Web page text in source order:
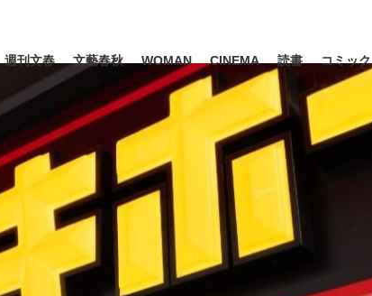
ライフ ビジネス インタビュー
観る将棋、読む将棋
週刊文春 文藝春秋 WOMAN CINEMA 読書 コミック
キーワード入力
#後藤真希 #森岡毅 #城彰二 #内田有紀
#松田聖子